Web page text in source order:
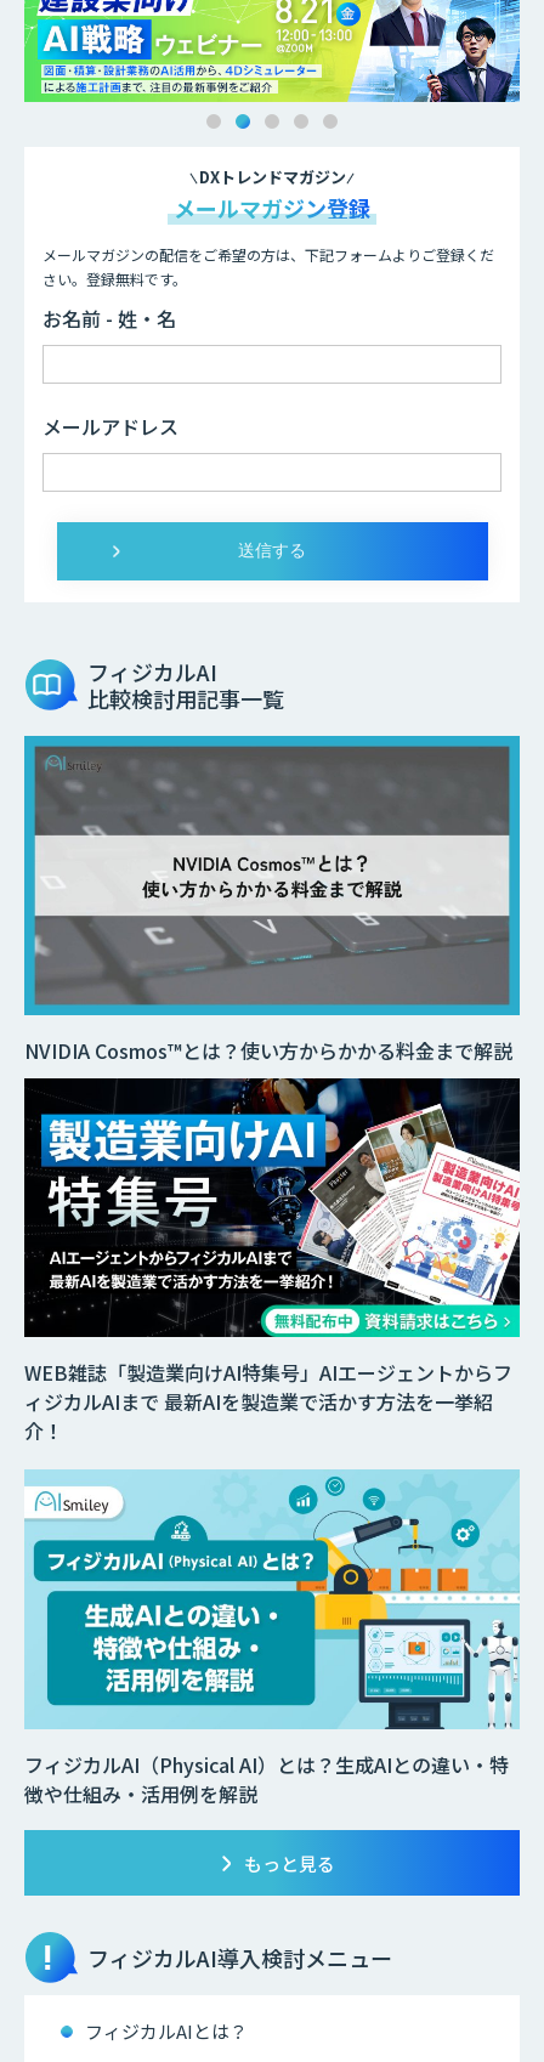
DXトレンドマガジン
メールマガジン登録
メールマガジンの配信をご希望の方は、下記フォームよりご登録くだ
さい。登録無料です。
お名前 - 姓・名
メールアドレス
フィジカルAI
比較検討用記事一覧
WEB雑誌「製造業向けAI特集号」AIエージェントからフ
ィジカルAIまで 最新AIを製造業で活かす方法を一挙紹
介！
NVIDIA Cosmos™とは？使い方からかかる料金まで解説
フィジカルAI（Physical AI）とは？生成AIとの違い・特
徴や仕組み・活用例を解説
もっと見る
フィジカルAI導入検討メニュー
フィジカルAIとは？